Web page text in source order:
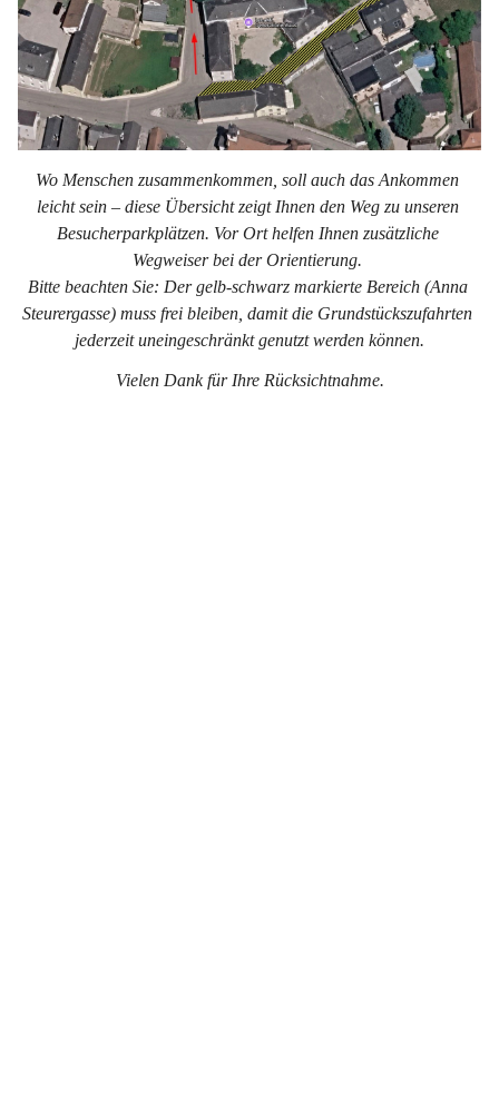
Wo Menschen zusammenkommen, soll auch das Ankommen
leicht sein – diese Übersicht zeigt Ihnen den Weg zu unseren
Besucherparkplätzen. Vor Ort helfen Ihnen zusätzliche
Wegweiser bei der Orientierung.
Bitte beachten Sie: Der gelb-schwarz markierte Bereich (Anna
Steurergasse) muss frei bleiben, damit die Grundstückszufahrten
jederzeit uneingeschränkt genutzt werden können.
Vielen Dank für Ihre Rücksichtnahme.